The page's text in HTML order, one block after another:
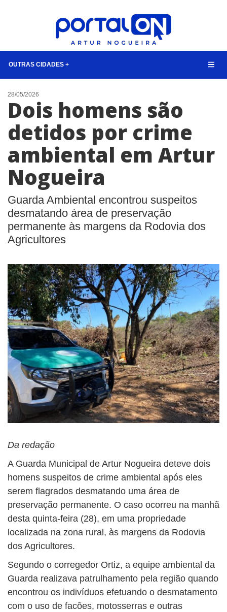
OUTRAS CIDADES +
NOTÍCIAS
LISTA DIGITAL
TELEFONES ÚTEIS
QUEM SOMOS
CONTATO
ANUNCIE
28/05/2026
Dois homens são
detidos por crime
ambiental em Artur
Nogueira
Guarda Ambiental encontrou suspeitos
desmatando área de preservação
permanente às margens da Rodovia dos
Agricultores
Da redação
A Guarda Municipal de Artur Nogueira deteve dois
homens suspeitos de crime ambiental após eles
serem flagrados desmatando uma área de
preservação permanente. O caso ocorreu na manhã
desta quinta-feira (28), em uma propriedade
localizada na zona rural, às margens da Rodovia
dos Agricultores.
Segundo o corregedor Ortiz, a equipe ambiental da
Guarda realizava patrulhamento pela região quando
encontrou os indivíduos efetuando o desmatamento
com o uso de facões, motosserras e outras